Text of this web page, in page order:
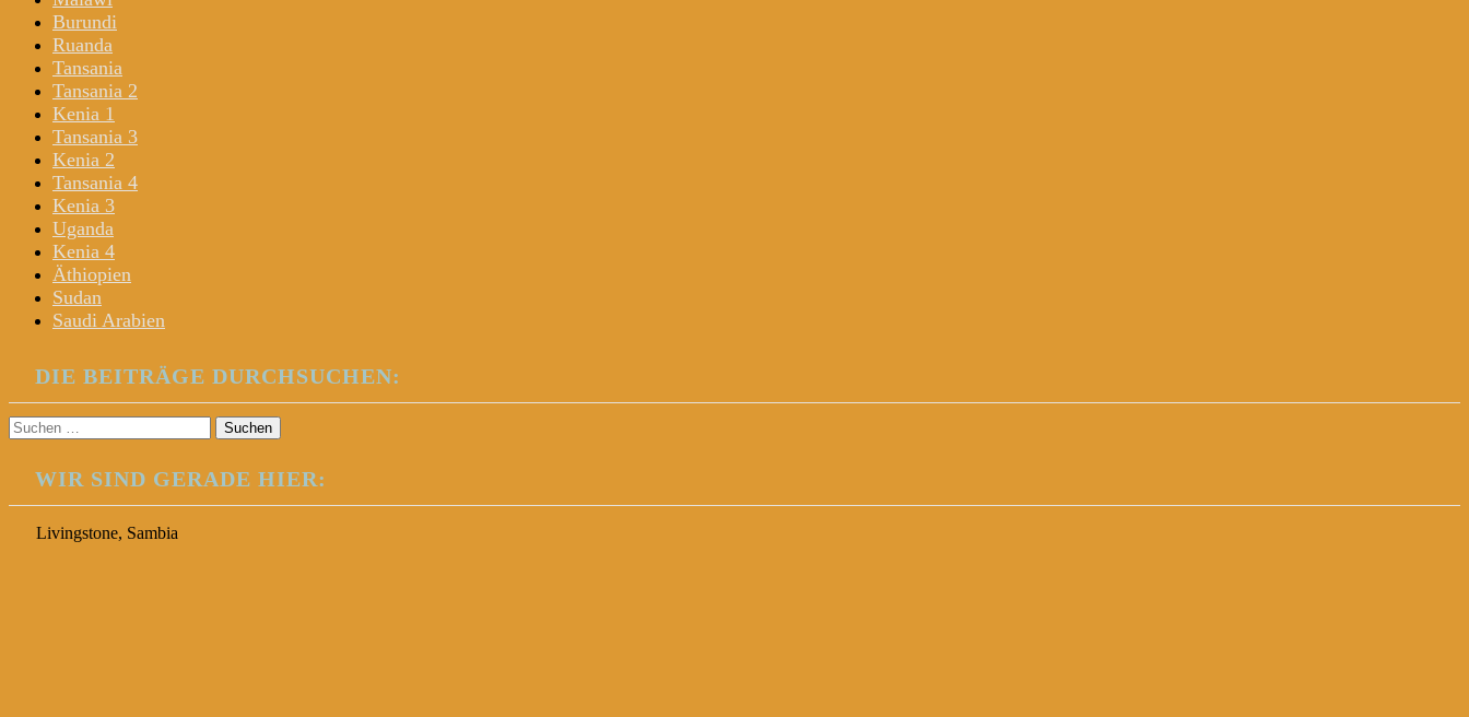
Burundi
Ruanda
Tansania
Tansania 2
Kenia 1
Tansania 3
Kenia 2
Tansania 4
Kenia 3
Uganda
Kenia 4
Äthiopien
Sudan
Saudi Arabien
DIE BEITRÄGE DURCHSUCHEN:
Suchen
nach:
WIR SIND GERADE HIER:
Livingstone, Sambia